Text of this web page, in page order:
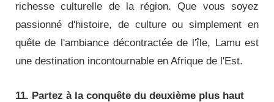
richesse culturelle de la région. Que vous soyez
passionné d'histoire, de culture ou simplement en
quête de l'ambiance décontractée de l'île, Lamu est
une destination incontournable en Afrique de l'Est.
11. Partez à la conquête du deuxième plus haut